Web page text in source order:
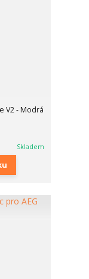
V2 - Modrá
Skladem